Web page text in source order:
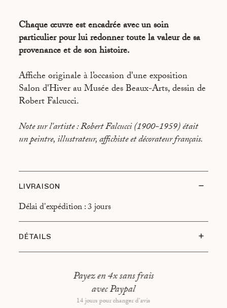
Chaque œuvre est encadrée avec un soin
particulier pour lui redonner toute la valeur de sa
provenance et de son histoire.
Affiche originale à l’occasion d'une exposition
Salon d'Hiver au Musée des Beaux-Arts, dessin de
Robert Falcucci.
Note sur l'artiste : Robert Falcucci (1900-1959) était
un peintre, illustrateur, affichiste et décorateur français.
LIVRAISON
Délai d'expédition : 3 jours
DÉTAILS
Type d’encadrement : Cadre noir, montage flottant
Dimensions hors tout : 44x62 cm
Payez en 4x sans frais
avec Paypal
14 jours pour changer d'avis